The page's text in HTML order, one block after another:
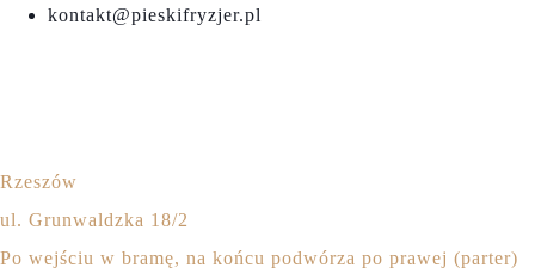
kontakt@pieskifryzjer.pl
Rzeszów
ul. Grunwaldzka 18/2
Po wejściu w bramę, na końcu podwórza po prawej (parter)